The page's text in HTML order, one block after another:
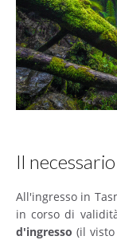
Il
All'ingresso in
in corso di
d'ingresso (il